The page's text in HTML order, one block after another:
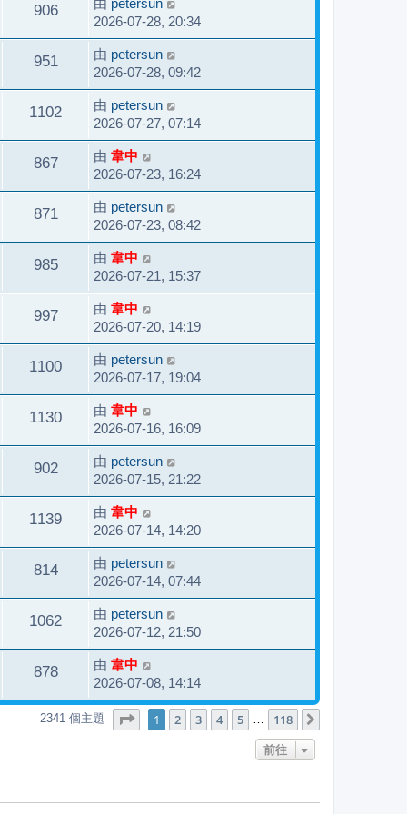
906 由 petersun
2026-07-28, 20:34
951 由 petersun
2026-07-28, 09:42
1102 由 petersun
2026-07-27, 07:14
867 由 韋中
2026-07-23, 16:24
871 由 petersun
2026-07-23, 08:42
985 由 韋中
2026-07-21, 15:37
997 由 韋中
2026-07-20, 14:19
1100 由 petersun
2026-07-17, 19:04
1130 由 韋中
2026-07-16, 16:09
902 由 petersun
2026-07-15, 21:22
1139 由 韋中
2026-07-14, 14:20
814 由 petersun
2026-07-14, 07:44
1062 由 petersun
2026-07-12, 21:50
878 由 韋中
2026-07-08, 14:14
2341 個主題 1頁 (共 118 頁)
1 2 3 4 5 … 118
前往